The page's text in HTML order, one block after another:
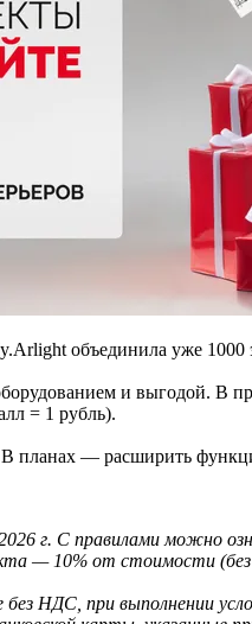
объединила уже 1000
и выгодой. В
= 1 рубль).
В планах — расширить
г. С правилами можно
— 10% от стоимости
НДС, при выполнении